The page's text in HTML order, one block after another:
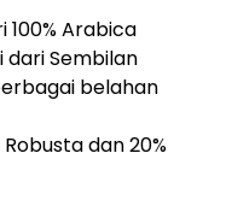
100% Arabica
dari Sembilan
belahan
dan 20%